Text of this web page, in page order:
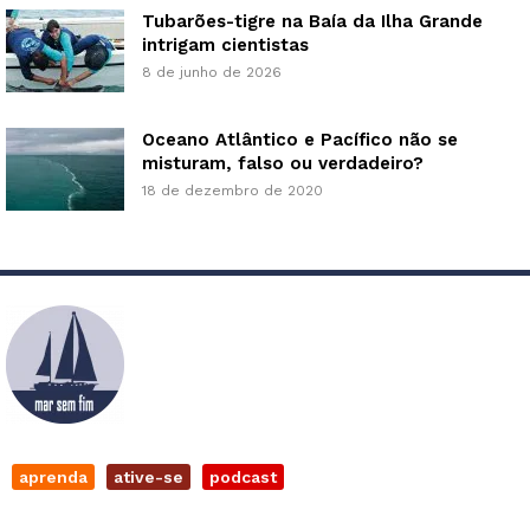
Tubarões-tigre na Baía da Ilha Grande
intrigam cientistas
8 de junho de 2026
Oceano Atlântico e Pacífico não se
misturam, falso ou verdadeiro?
18 de dezembro de 2020
aprenda ative-se podcast